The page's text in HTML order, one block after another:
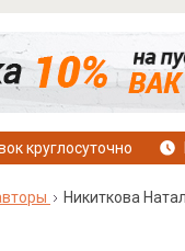
круглосуточно
Никиткова